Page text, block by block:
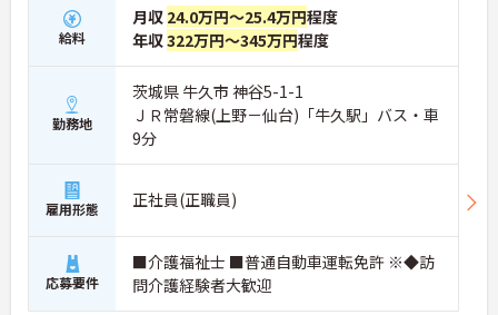
給料
月収 24.0万円～25.4万円程度
年収322万円～345万円程度
勤務地
茨城県 牛久市 神谷5-1-1
ＪＲ常磐線(上野－仙台)「牛久駅」バス・車
9分
雇用形態 正社員(正職員)
応募要件
■介護福祉士 ■普通自動車運転免許 ※◆訪
問介護経験者大歓迎